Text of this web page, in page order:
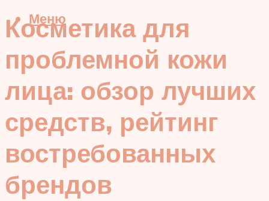
Меню
Косметика для
проблемной кожи
лица: обзор лучших
средств, рейтинг
востребованных
брендов